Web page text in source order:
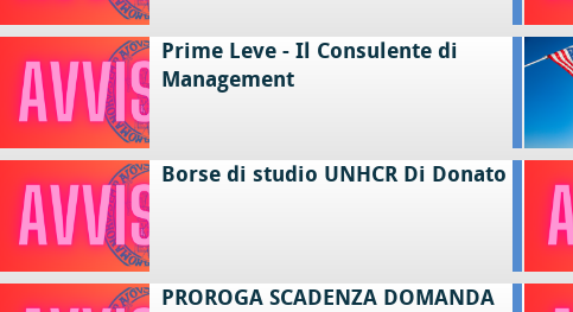
Prime Leve - Il Consulente di
Management
Borse di studio UNHCR Di Donato
PROROGA SCADENZA DOMANDA